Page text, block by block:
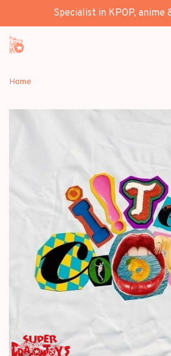
Specialist in KPOP, anime
Home